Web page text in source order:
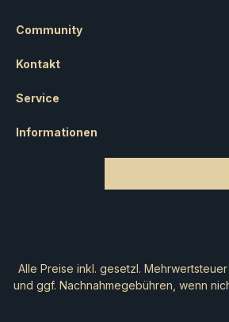
Kontakt
Service
Informationen
Community
Alle Preise inkl. gesetzl.
und ggf. Nachnahmegebühren, wenn